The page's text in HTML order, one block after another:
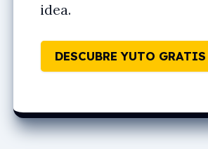
idea.
DESCUBRE YUTO GRATIS